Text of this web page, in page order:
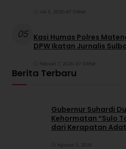
Juli 5, 2025 97 Dilihat
05 Kasi Humas Polres
DPW Ikatan Jurnalis
Februari 7, 2026 97 Dilihat
Berita Terbaru
Gubernur Suhardi
Kehormatan “Sulo
dari Kerapatan
Agustus 5, 2026